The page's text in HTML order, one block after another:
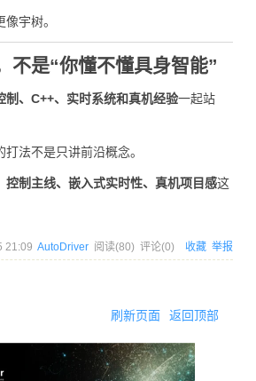
宇树。
不是“你懂不懂具身智能”
制、C++、实时系统和真机经验一起站
法不是只讲前沿概念。
控制主线、嵌入式实时性、真机项目感这
21:09 AutoDriver 阅读(80) 评论(0) 收藏 举报
刷新页面 返回顶部